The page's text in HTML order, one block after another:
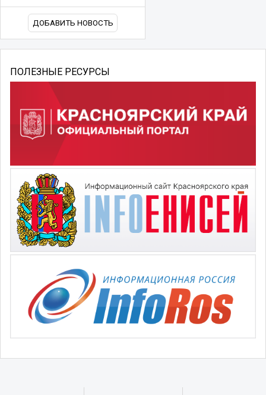
ДОБАВИТЬ НОВОСТЬ
ПОЛЕЗНЫЕ РЕСУРСЫ